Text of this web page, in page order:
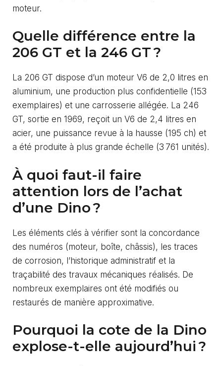
moteur.
Quelle différence entre la
206 GT et la 246 GT ?
La 206 GT dispose d’un moteur V6 de 2,0 litres en
aluminium, une production plus confidentielle (153
exemplaires) et une carrosserie allégée. La 246
GT, sortie en 1969, reçoit un V6 de 2,4 litres en
acier, une puissance revue à la hausse (195 ch) et
a été produite à plus grande échelle (3 761 unités).
À quoi faut-il faire
attention lors de l’achat
d’une Dino ?
Les éléments clés à vérifier sont la concordance
des numéros (moteur, boîte, châssis), les traces
de corrosion, l’historique administratif et la
traçabilité des travaux mécaniques réalisés. De
nombreux exemplaires ont été modifiés ou
restaurés de manière approximative.
Pourquoi la cote de la Dino
explose-t-elle aujourd’hui ?